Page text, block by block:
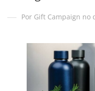
Por Gift Campaign no